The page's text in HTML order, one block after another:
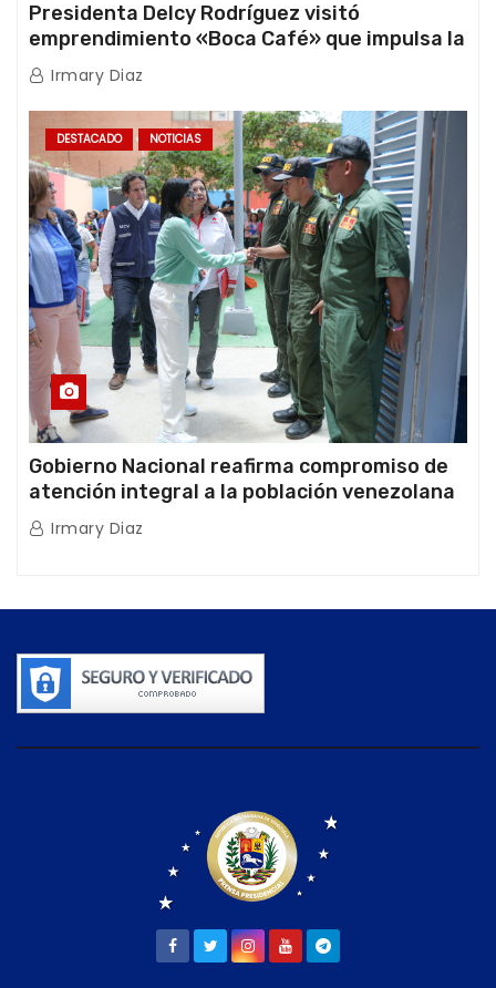
Presidenta Delcy Rodríguez visitó
emprendimiento «Boca Café» que impulsa la
producción nacional hacia mercados
internacionales
Irmary Diaz
DESTACADO NOTICIAS
Gobierno Nacional reafirma compromiso de
atención integral a la población venezolana
tras doblete sísmico
Irmary Diaz